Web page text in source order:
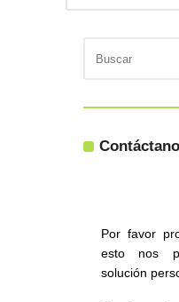
Por favor
esto nos
solución